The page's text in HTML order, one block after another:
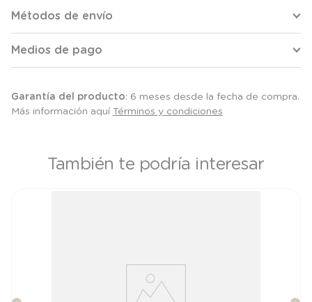
Métodos de envío
Medios de pago
Garantía del producto: 6 meses desde la fecha de compra.
Más información aquí Términos y condiciones
También te podría interesar